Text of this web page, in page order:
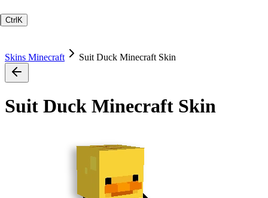
Ctrl K
Skins Minecraft Suit Duck Minecraft Skin
Suit Duck Minecraft Skin